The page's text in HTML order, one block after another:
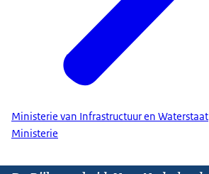
Ministerie van Infrastructuur en Waterstaat
Ministerie